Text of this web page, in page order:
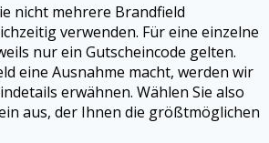
nicht mehrere Brandfield
verwenden. Für eine einzelne
nur ein Gutscheincode gelten.
eine Ausnahme macht, werden wir
erwähnen. Wählen Sie also
aus, der Ihnen die größtmöglichen